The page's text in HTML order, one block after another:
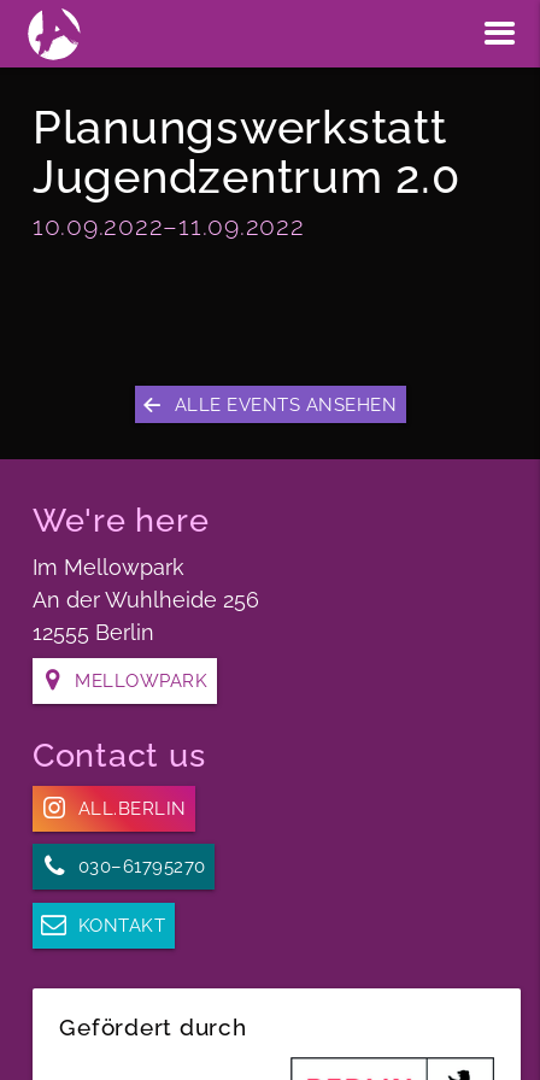
Planungswerkstatt
Jugendzentrum 2.0
10.09.2022–11.09.2022
ALLE EVENTS ANSEHEN
We're here
Im Mellowpark
An der Wuhlheide 256
12555 Berlin
MELLOWPARK
Contact us
ALL.BERLIN
030–61795270
KONTAKT
Gefördert durch